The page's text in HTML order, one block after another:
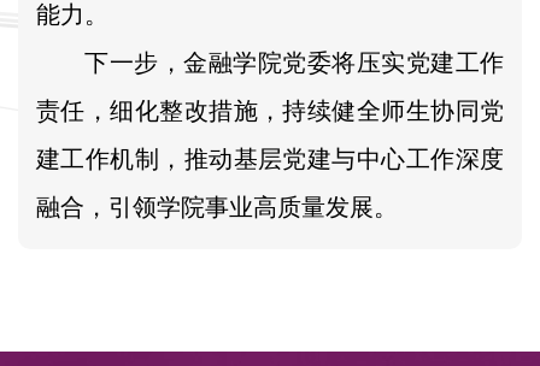
能力。
下一步，金融学院党委将压实党建工作
责任，细化整改措施，持续健全师生协同党
建工作机制，推动基层党建与中心工作深度
融合，引领学院事业高质量发展。